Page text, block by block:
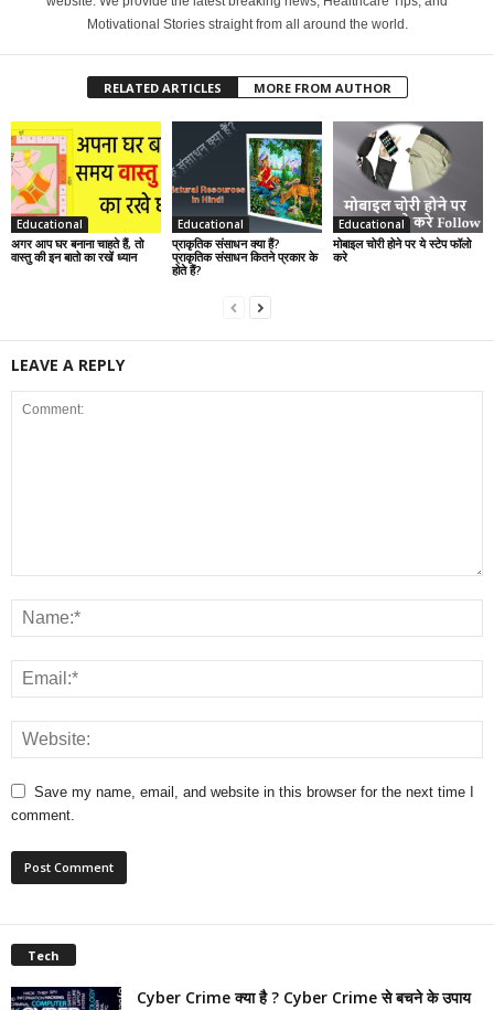
Motivational Stories straight from all around the world.
RELATED ARTICLES MORE FROM AUTHOR
Educational
अगर आप घर बनाना चाहते हैं, तो
वास्तु की इन बातो का रखें ध्यान
Educational
प्राकृतिक संसाधन क्या हैं?
प्राकृतिक संसाधन कितने प्रकार के
होते हैं?
Educational
मोबाइल चोरी होने पर ये स्टेप फॉलो
करे
LEAVE A REPLY
Save my name, email, and website in this browser for the next time I
comment.
Tech
Cyber Crime क्या है ? Cyber Crime से बचने के उपाय